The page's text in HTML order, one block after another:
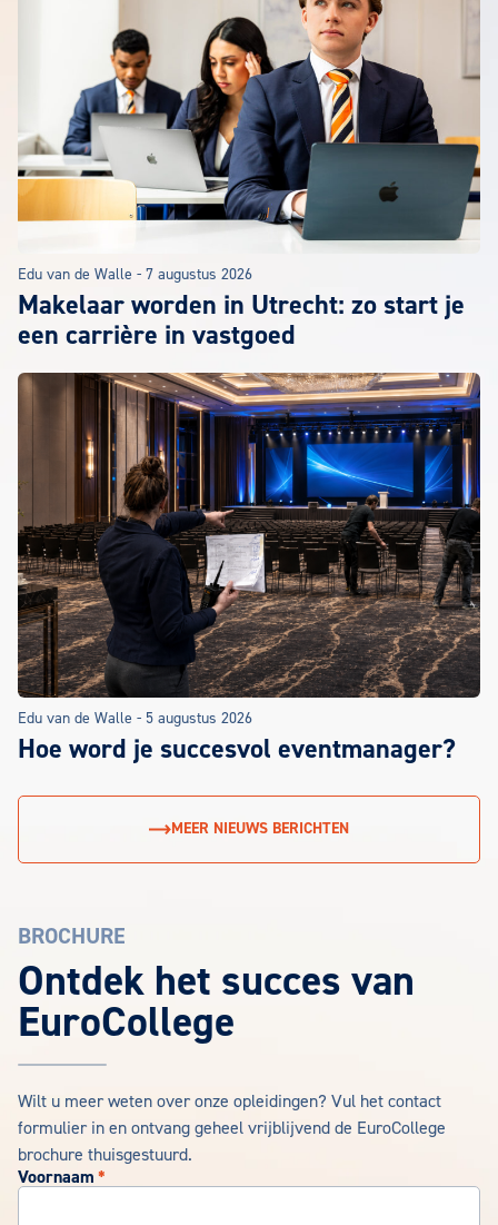
Edu van de Walle - 7 augustus 2026
Makelaar worden in Utrecht: zo start je
een carrière in vastgoed
Edu van de Walle - 5 augustus 2026
Hoe word je succesvol eventmanager?
MEER NIEUWS BERICHTEN
EuroCollege Brochure aanvragen
BROCHURE
Ontdek het succes van
EuroCollege
Wilt u meer weten over onze opleidingen? Vul het contact
formulier in en ontvang geheel vrijblijvend de EuroCollege
brochure thuisgestuurd.
Voornaam *